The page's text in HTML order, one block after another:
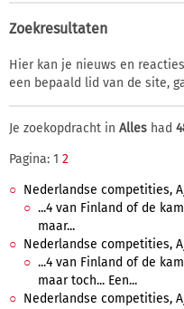
Zoekresultaten
Hier kan je nieuws en
een bepaald lid van de site,
Je zoekopdracht in Alles had
Pagina: 1 2
Nederlandse competities,
...4 van Finland of de
maar...
Nederlandse competities,
...4 van Finland of de
maar toch... Een...
Nederlandse competities,